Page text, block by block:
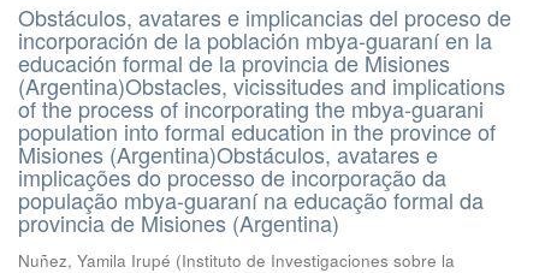
Obstáculos, avatares e implicancias del proceso de
incorporación de la población mbya-guaraní en la
educación formal de la provincia de Misiones
(Argentina)Obstacles, vicissitudes and implications
of the process of incorporating the mbya-guarani
population into formal education in the province of
Misiones (Argentina)Obstáculos, avatares e
implicações do processo de incorporação da
população mbya-guaraní na educação formal da
provincia de Misiones (Argentina)
Nuñez, Yamila Irupé (Instituto de Investigaciones sobre la